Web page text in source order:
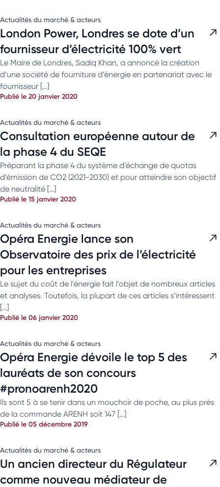
Actualités du marché & acteurs
London Power, Londres se dote d’un
fournisseur d’électricité 100% vert
Le Maire de Londres, Sadiq Khan, a annoncé la création
d’une société de fourniture d’énergie en partenariat avec le
fournisseur […]
Publié le 20 janvier 2020
Actualités du marché & acteurs
Consultation européenne autour de
la phase 4 du SEQE
Préparant la phase 4 du système d’échange de quotas
d’émission de CO2 (2021-2030) et pour atteindre son objectif
de neutralité […]
Publié le 15 janvier 2020
Actualités du marché & acteurs
Opéra Energie lance son
Observatoire des prix de l’électricité
pour les entreprises
Le sujet du coût de l’énergie fait l’objet de nombreux articles
et analyses. Toutefois, la plupart de ces articles s’intéressent
[…]
Publié le 06 janvier 2020
Actualités du marché & acteurs
Opéra Energie dévoile le top 5 des
lauréats de son concours
#pronoarenh2020
Ils sont 5 à se tenir dans un mouchoir de poche, au plus près
de la commande ARENH soit 147 […]
Publié le 05 décembre 2019
Actualités du marché & acteurs
Un ancien directeur du Régulateur
comme nouveau médiateur de